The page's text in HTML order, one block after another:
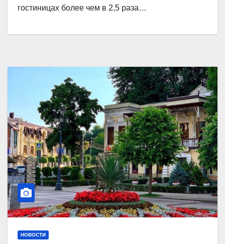
гостиницах более чем в 2,5 раза…
НОВОСТИ